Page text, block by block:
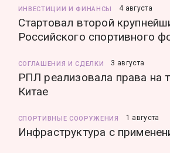
ИНВЕСТИЦИИ И ФИНАНСЫ 4 августа
Стартовал второй
Российского спортивного
СОГЛАШЕНИЯ И СДЕЛКИ 3 августа
РПЛ реализовала права на
Китае
СПОРТИВНЫЕ СООРУЖЕНИЯ 1 августа
Инфраструктура с